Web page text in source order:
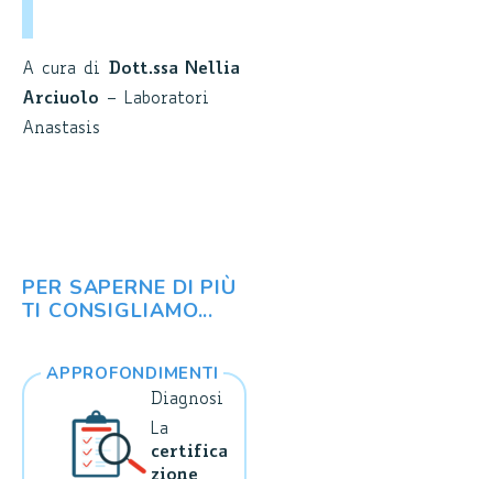
A cura di Dott.ssa Nellia
Arciuolo – Laboratori
Anastasis
PER SAPERNE DI PIÙ
TI CONSIGLIAMO...
APPROFONDIMENTI
Diagnosi
La
certifica